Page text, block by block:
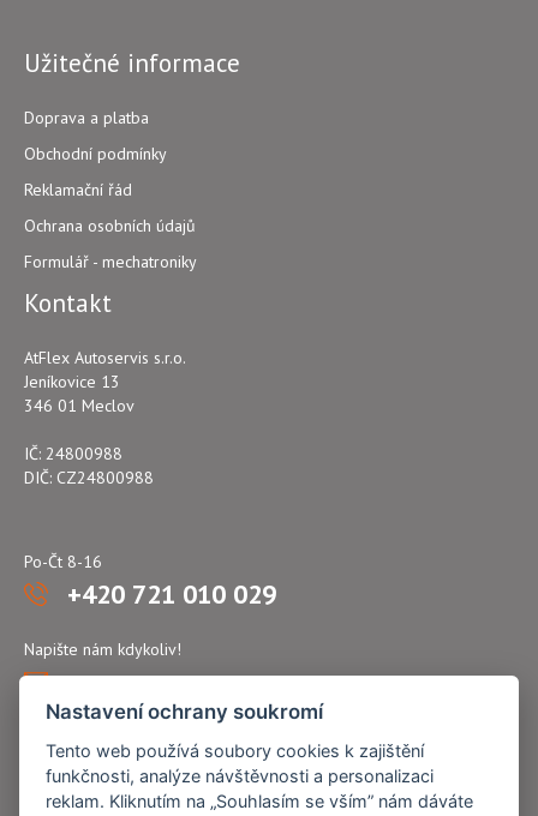
Užitečné informace
Doprava a platba
Obchodní podmínky
Reklamační řád
Ochrana osobních údajů
Formulář - mechatroniky
Kontakt
AtFlex Autoservis s.r.o.
Jeníkovice 13
346 01 Meclov
IČ: 24800988
DIČ: CZ24800988
Po-Čt 8-16
+420 721 010 029
Napište nám kdykoliv!
atflex@seznam.cz
Nastavení ochrany soukromí
Tento web používá soubory cookies k zajištění
funkčnosti, analýze návštěvnosti a personalizaci
reklam. Kliknutím na „Souhlasím se vším” nám dáváte